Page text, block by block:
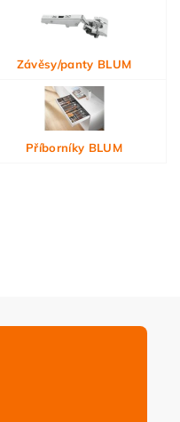
Závěsy/panty BLUM
Příborníky BLUM